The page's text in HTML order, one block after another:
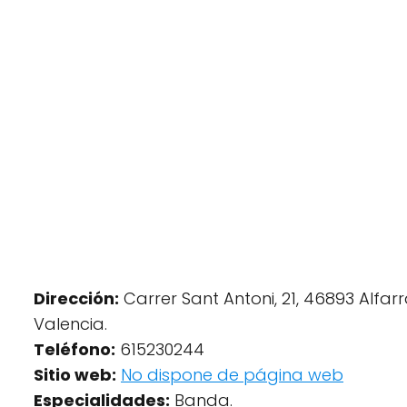
Dirección: Carrer Sant Antoni, 21, 46893
Valencia.
Teléfono: 615230244
Sitio web: No dispone de página web
Especialidades: Banda.